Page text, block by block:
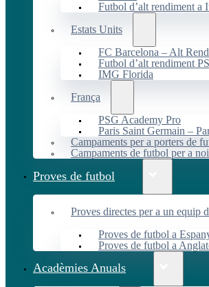
Futbol d’alt rendiment a
Estats Units
FC Barcelona – Alt
Futbol d’alt rendiment
IMG Florida
França
PSG Academy Pro
Paris Saint Germain –
Campaments per a porters de
Campaments de futbol per a
Proves de futbol
Proves directes per a un equip
Proves de futbol a
Proves de futbol a
Acadèmies Anuals